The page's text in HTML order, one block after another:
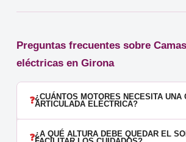
Preguntas frecuentes sobre
eléctricas en Girona
❓¿CUÁNTOS MOTORES NECESITA UNA
ARTICULADA ELÉCTRICA?
Con 1 motor, se mueven el cabecero y
❓¿A QUÉ ALTURA DEBE QUEDAR EL